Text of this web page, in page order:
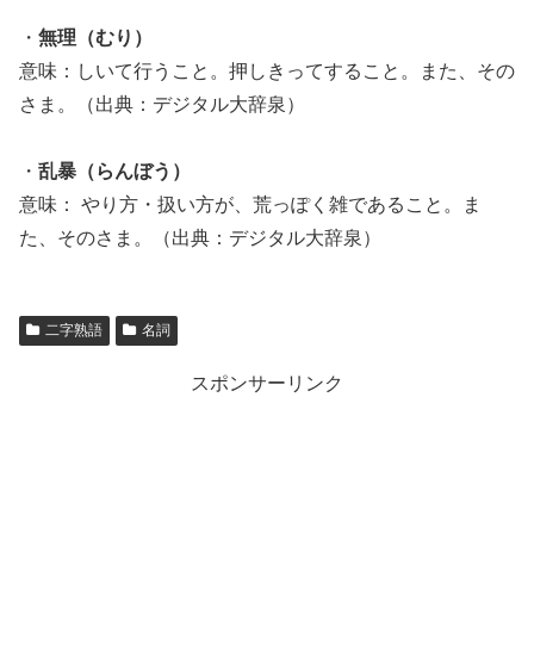
・ 無理（むり）
意味：しいて行うこと。押しきってすること。また、その
さま。（出典：デジタル大辞泉）
・ 乱暴（らんぼう）
意味： やり方・扱い方が、荒っぽく雑であること。ま
た、そのさま。（出典：デジタル大辞泉）
二字熟語 名詞
スポンサーリンク